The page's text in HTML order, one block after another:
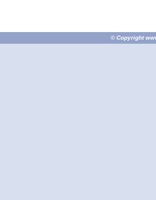
© Copyright